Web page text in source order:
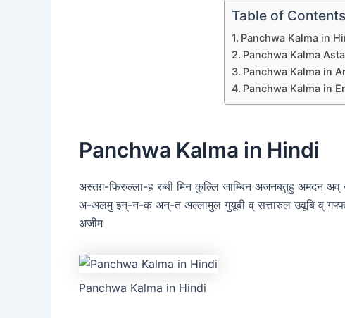
Table of Contents
Panchwa Kalma in
Panchwa Kalma
Panchwa Kalma in
Panchwa Kalma in
Panchwa Kalma in Hindi
अस्तग़-फिरुल्ला-ह रब्बी मिन कुल्लि जाम्बिन अजनबतुहु अमदन
अ-अलमु इन्-न-क अन्-त अल्लामुल गुयूबी व् सत्तारुल उवूबि व्
अजीम
Panchwa Kalma in Hindi